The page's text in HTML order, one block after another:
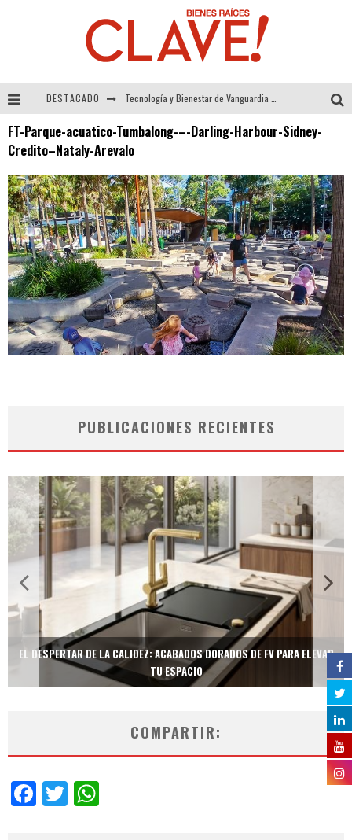
DESTACADO
Sector Inmobiliario – recuperación a paso firme
El Despertar de la Calidez: Acabados Dorados de FV para Elevar tu Espacio
FT-Parque-acuatico-Tumbalong-–-Darling-Harbour-Sidney-
Credito–Nataly-Arevalo
PUBLICACIONES RECIENTES
EL DESPERTAR DE LA CALIDEZ: ACABADOS DORADOS DE FV PARA ELEVAR
TU ESPACIO
COMPARTIR:
Facebook
Twitter